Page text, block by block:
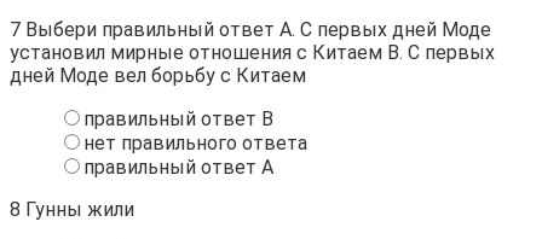
7 Выбери правильный ответ А. С первых дней Моде
установил мирные отношения с Китаем В. С первых
дней Моде вел борьбу с Китаем
правильный ответ В
нет правильного ответа
правильный ответ А
8 Гунны жили